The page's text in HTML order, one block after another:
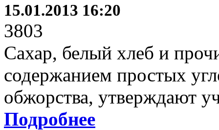
15.01.2013 16:20
3803
Сахар, белый хлеб и
содержанием простых
обжорства, утверждают
Подробнее